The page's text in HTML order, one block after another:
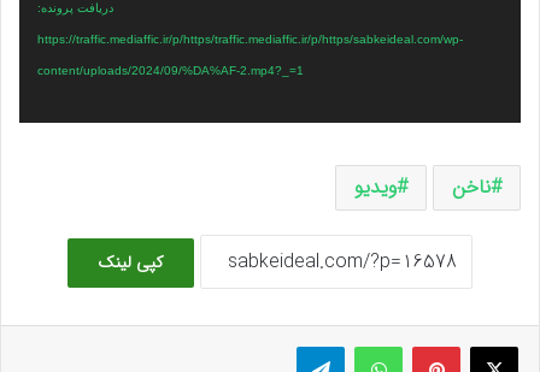
دریافت پرونده:
https://traffic.mediaffic.ir/p/https/traffic.mediaffic.ir/p/https/sabkeideal.com/wp-
content/uploads/2024/09/%DA%AF-2.mp4?_=1
ناخن‌ ویدیو
کپی لینک
ایکس پینتریستواتس آپ تلگرام